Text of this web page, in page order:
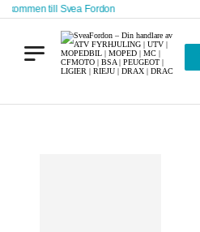
till Svea Fordon